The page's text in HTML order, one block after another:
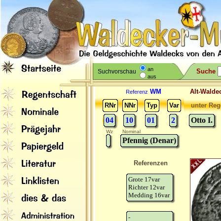
Suchvorschau
an
aus
Suche
Referenz WM
Alt-
RNr
NNr Typ Var
04 10 01 2
unter
Otto I.
Wz Nominal
Pfennig (Denar)
Referenzen
Grote 17var
Richter 12var
Medding 16var
-